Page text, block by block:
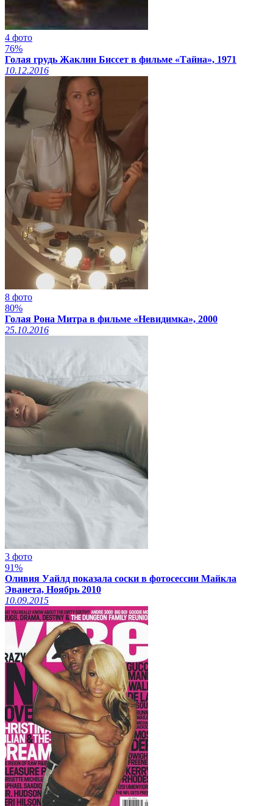
4 фото
76%
Голая грудь Жаклин Биссет в фильме «Тайна», 1971
10.12.2016
8 фото
80%
Голая Рона Митра в фильме «Невидимка», 2000
25.10.2016
3 фото
91%
Оливия Уайлд показала соски в фотосессии Майкла
Эванета, Ноябрь 2010
10.09.2015